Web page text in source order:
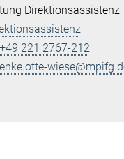
Direktionsassistenz
+49 221 2767-212
enke.otte-